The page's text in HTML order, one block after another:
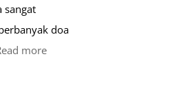
sangat
doa
more: